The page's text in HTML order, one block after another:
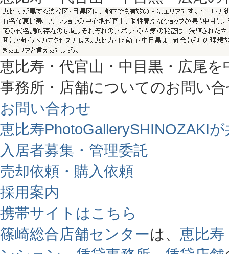
恵比寿・代官山・中目黒・広尾
事務所・店舗についてのお問い
お問い合わせ
恵比寿PhotoGallerySHINOZAKI
入居者募集・管理委託
売却依頼・購入依頼
採用案内
携帯サイトはこちら
篠崎総合店舗センターは、 恵比寿